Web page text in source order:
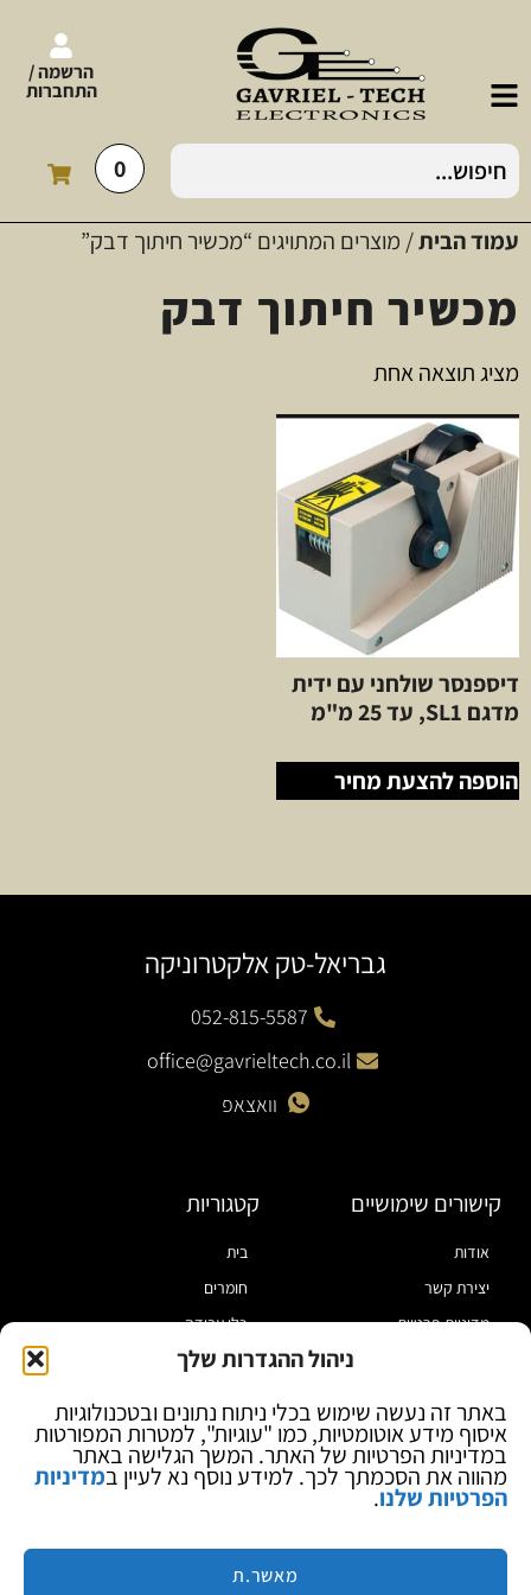
ניהול ההגדרות שלך
באתר זה נעשה שימוש בכלי ניתוח נתונים ובטכנולוגיות
איסוף מידע אוטומטיות, כמו "עוגיות", למטרות המפורטות
במדיניות הפרטיות של האתר. המשך הגלישה באתר
מהווה את הסכמתך לכך. למידע נוסף נא לעיין במדיניות
הפרטיות שלנו.
מאשר.ת
הרשמה /
התחברות
0
עמוד הבית/ מוצרים המתויגים “מכשיר חיתוך דבק”
מכשיר חיתוך דבק
מציג תוצאה אחת
דיספנסר שולחני עם ידית
מדגם SL1, עד 25 מ"מ
הוספה להצעת מחיר
גבריאל-טק אלקטרוניקה
052-815-5587
office@gavrieltech.co.il
וואצאפ
קישורים שימושיים
אודות
יצירת קשר
מדיניות פרטיות
בלוג
קטגוריות
בית
חומרים
כלי עבודה
מוצרי הלחמה
ספקי כח ומודדים
ציוד אופטי להגדלה
מותגים